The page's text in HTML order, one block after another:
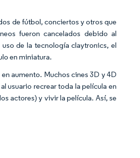
de fútbol, conciertos y otros que
fueron cancelados debido al
de la tecnología claytronics, el
en miniatura.
aumento. Muchos cines 3D y 4D
usuario recrear toda la película en
actores) y vivir la película. Así, se